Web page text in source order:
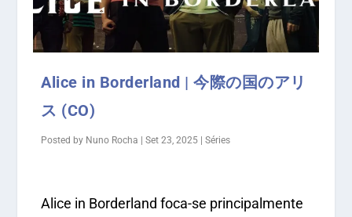
Alice in Borderland | 今際の国のアリ
ス (CO)
Posted by Nuno Rocha |Set 23, 2025 |Séries
Alice in Borderland foca-se principalmente